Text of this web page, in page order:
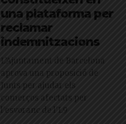
una plataforma per
reclamar
indemnitzacions
L’Ajuntament de Barcelona
aprova una proposició de
Junts per ajudar els
comerços afectats per
l'esvoranc de l'L9